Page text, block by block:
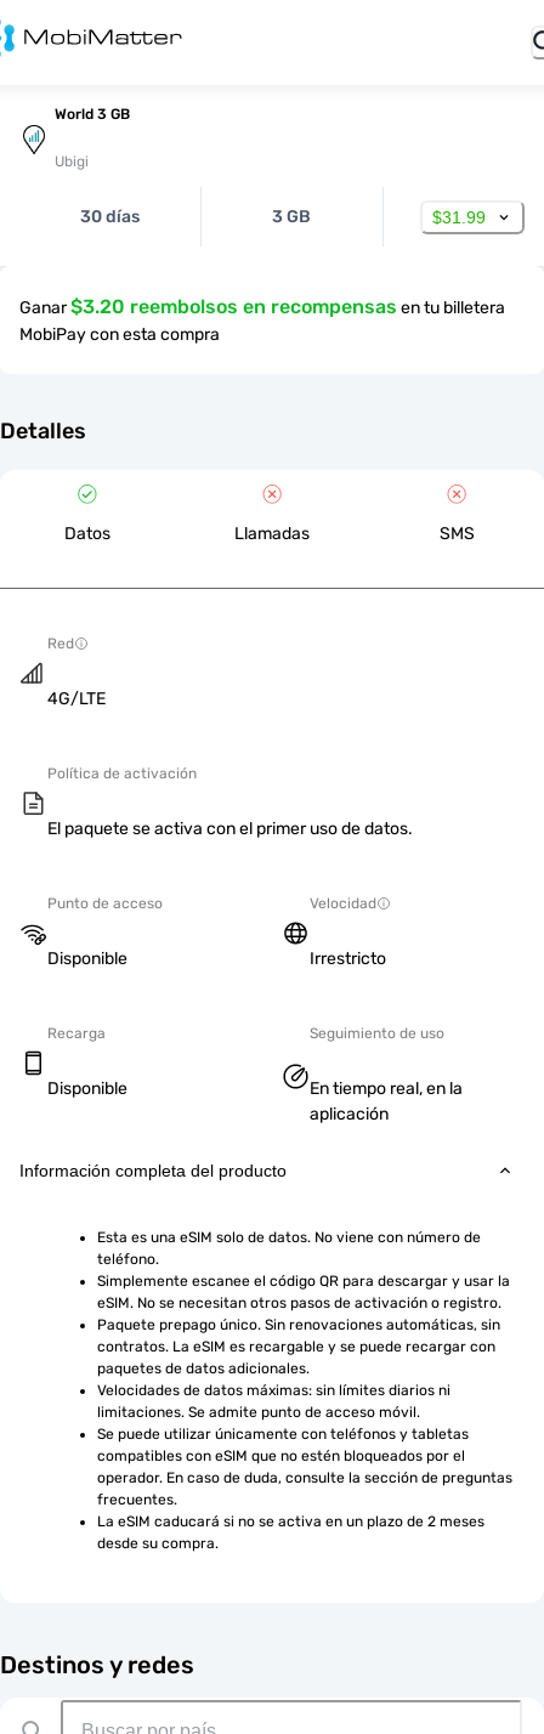
World 3 GB
Ubigi
30 días 3 GB $31.99
Ganar$3.20 reembolsos en recompensas en tu billetera
MobiPay con esta compra
Detalles
Datos Llamadas SMS
Red
4G/LTE
Política de activación
El paquete se activa con el primer uso de datos.
Punto de acceso
Disponible
Velocidad
Irrestricto
Recarga
Disponible
Seguimiento de uso
En tiempo real, en la
aplicación
Información completa del producto
Esta es una eSIM solo de datos. No viene con número de
teléfono.
Simplemente escanee el código QR para descargar y usar la
eSIM. No se necesitan otros pasos de activación o registro.
Paquete prepago único. Sin renovaciones automáticas, sin
contratos. La eSIM es recargable y se puede recargar con
paquetes de datos adicionales.
Velocidades de datos máximas: sin límites diarios ni
limitaciones. Se admite punto de acceso móvil.
Se puede utilizar únicamente con teléfonos y tabletas
compatibles con eSIM que no estén bloqueados por el
operador. En caso de duda, consulte la sección de preguntas
frecuentes.
La eSIM caducará si no se activa en un plazo de 2 meses
desde su compra.
Destinos y redes